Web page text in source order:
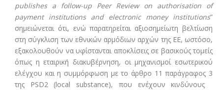
publishes a follow-up Peer Review on authorisation of
payment institutions and electronic money institutions”
σημειώνεται ότι, ενώ παρατηρείται αξιοσημείωτη βελτίωση
στη σύγκλιση των εθνικών αρμόδιων αρχών της ΕΕ, ωστόσο,
εξακολουθούν να υφίστανται αποκλίσεις σε βασικούς τομείς
όπως η εταιρική διακυβέρνηση, οι μηχανισμοί εσωτερικού
ελέγχου και η συμμόρφωση με το άρθρο 11 παράγραφος 3
της PSD2 (local substance), που ενέχουν κινδύνους